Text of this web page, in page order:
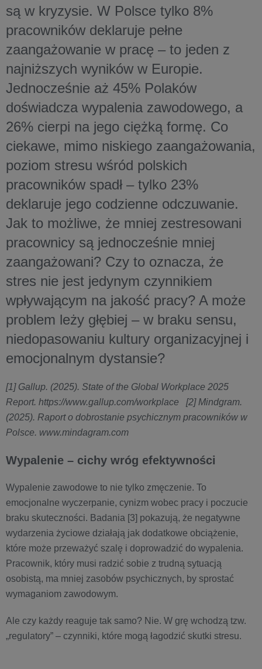
są w kryzysie. W Polsce tylko 8%
pracowników deklaruje pełne
zaangażowanie w pracę – to jeden z
najniższych wyników w Europie.
Jednocześnie aż 45% Polaków
doświadcza wypalenia zawodowego, a
26% cierpi na jego ciężką formę. Co
ciekawe, mimo niskiego zaangażowania,
poziom stresu wśród polskich
pracowników spadł – tylko 23%
deklaruje jego codzienne odczuwanie.
Jak to możliwe, że mniej zestresowani
pracownicy są jednocześnie mniej
zaangażowani? Czy to oznacza, że
stres nie jest jedynym czynnikiem
wpływającym na jakość pracy? A może
problem leży głębiej – w braku sensu,
niedopasowaniu kultury organizacyjnej i
emocjonalnym dystansie?
[1] Gallup. (2025). State of the Global Workplace 2025
Report. https://www.gallup.com/workplace [2] Mindgram.
(2025). Raport o dobrostanie psychicznym pracowników w
Polsce. www.mindagram.com
Wypalenie – cichy wróg efektywności
Wypalenie zawodowe to nie tylko zmęczenie. To
emocjonalne wyczerpanie, cynizm wobec pracy i poczucie
braku skuteczności. Badania [3] pokazują, że negatywne
wydarzenia życiowe działają jak dodatkowe obciążenie,
które może przeważyć szalę i doprowadzić do wypalenia.
Pracownik, który musi radzić sobie z trudną sytuacją
osobistą, ma mniej zasobów psychicznych, by sprostać
wymaganiom zawodowym.
Ale czy każdy reaguje tak samo? Nie. W grę wchodzą tzw.
„regulatory” – czynniki, które mogą łagodzić skutki stresu.